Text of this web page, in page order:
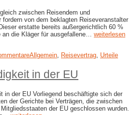
zwischen Reisendem und
fordern von dem beklagten Reiseveranstalter
erstatte bereits außergerichtlich 60 %
an die Kläger für ausgefallene… weiterlesen
Allgemein, Reisevertrag, Urteile
in der EU
in der EU Vorliegend beschäftigte sich der
der Gerichte bei Verträgen, die zwischen
der EU geschlossen wurden.